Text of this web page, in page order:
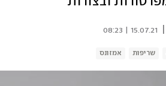
15.07.21 | 08:23
שריפות אמזונס